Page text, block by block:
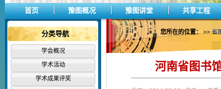
首页 豫图概况 豫图讲堂 共享工程
分类导航
学会概况
学术活动
学术成果评奖
您所在的位置：>>省
河南省图书